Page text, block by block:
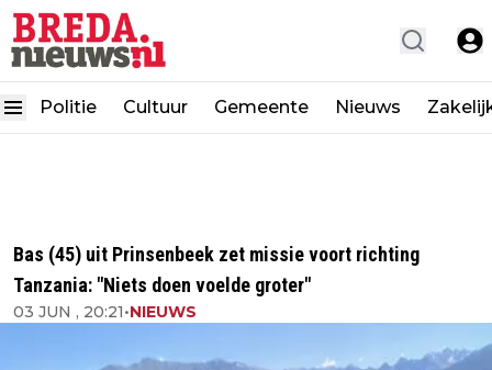
Politie Cultuur Gemeente Nieuws
Bas (45) uit Prinsenbeek zet missie voort richting
Tanzania: "Niets doen voelde groter"
03 JUN , 20:21•NIEUWS